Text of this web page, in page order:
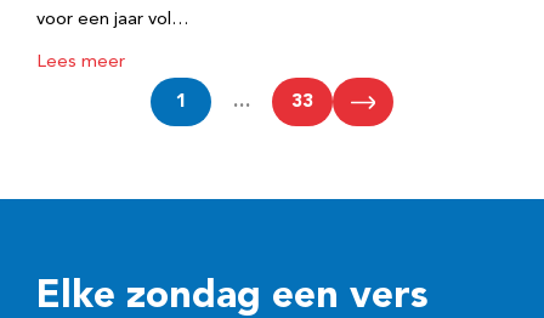
voor een jaar vol…
Lees meer
1 … 33
Elke zondag een vers